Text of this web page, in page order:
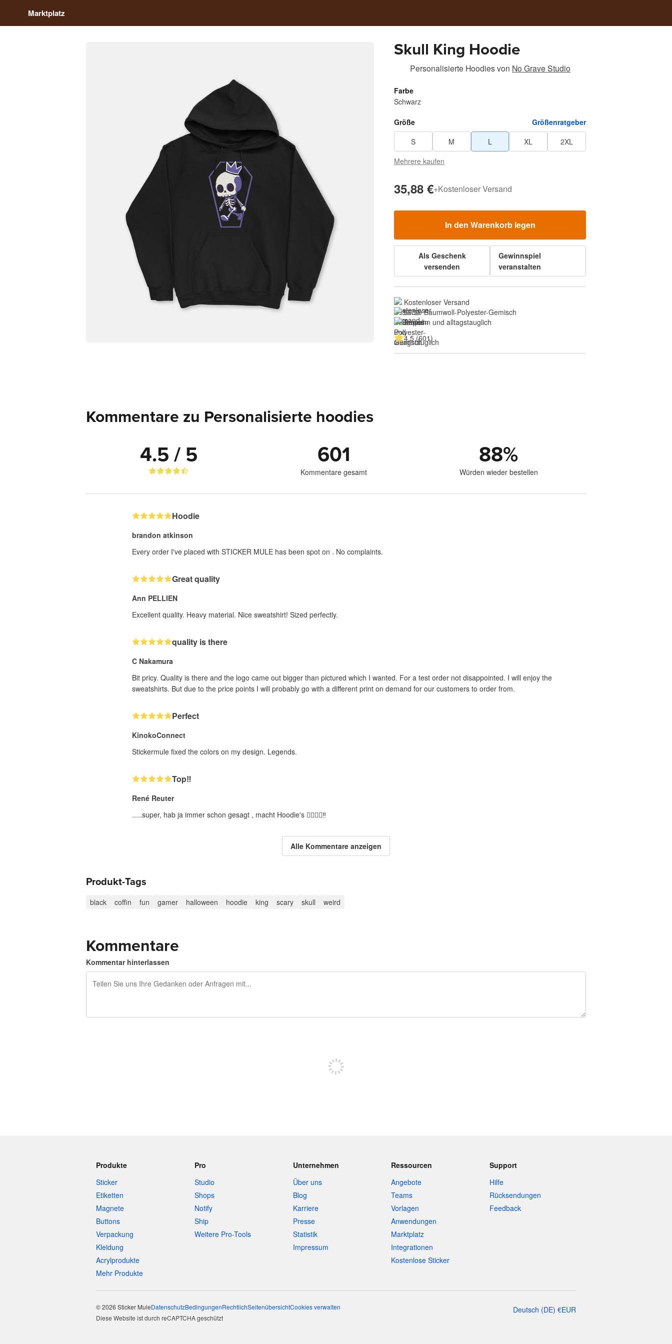
Marktplatz
Skull King Hoodie
Personalisierte Hoodiesvon No Grave Studio
Farbe
Schwarz
Größe
Größenratgeber
S
M L XL
2XL
Mehrere kaufen
35,88 €+Kostenloser Versand
In den Warenkorb legen
Als Geschenk
versenden
Gewinnspiel
veranstalten
Kostenloser Versand
50/50 Baumwoll-Polyester-Gemisch
Bequem und alltagstauglich
4.5 (601)
Kommentare zu Personalisierte hoodies
4.5 / 5 601
Kommentare gesamt
88%
Würden wieder bestellen
Hoodie
brandon atkinson
Every order I've placed with STICKER MULE has been spot on . No complaints.
Great quality
Ann PELLIEN
Excellent quality. Heavy material. Nice sweatshirt! Sized perfectly.
quality is there
C Nakamura
Bit pricy. Quality is there and the logo came out bigger than pictured which I wanted. For a test order not disappointed. I will enjoy the
sweatshirts. But due to the price points I will probably go with a different print on demand for our customers to order from.
Perfect
KinokoConnect
Stickermule fixed the colors on my design. Legends.
Top‼️
René Reuter
.....super, hab ja immer schon gesagt , macht Hoodie's 👍🏻✌🏻‼️
Alle Kommentare anzeigen
Produkt-Tags
black coffin fun gamer halloween hoodie king scary skull weird
Kommentare
Kommentar hinterlassen
Produkte
Sticker
Etiketten
Magnete
Buttons
Verpackung
Kleidung
Acrylprodukte
Mehr Produkte
Pro
Studio
Shops
Notify
Ship
Weitere Pro-Tools
Unternehmen
Über uns
Blog
Karriere
Presse
Statistik
Impressum
Ressourcen
Angebote
Teams
Vorlagen
Anwendungen
Marktplatz
Integrationen
Kostenlose Sticker
Support
Hilfe
Rücksendungen
Feedback
© 2026 Sticker MuleDatenschutzBedingungenRechtlichSeitenübersichtCookies verwalten Deutsch (DE) €EUR
Diese Website ist durch reCAPTCHA geschützt